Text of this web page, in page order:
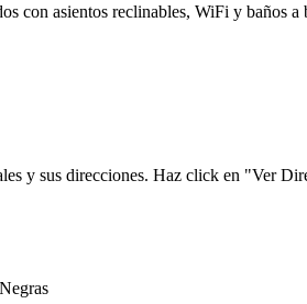
con asientos reclinables, WiFi y baños
y sus direcciones. Haz click en "Ver